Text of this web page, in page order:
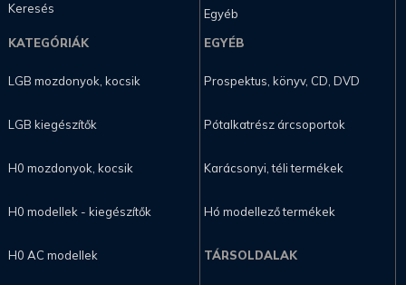
Keresés
Egyéb
KATEGÓRIÁK
LGB mozdonyok, kocsik
LGB kiegészítők
H0 mozdonyok, kocsik
H0 modellek - kiegészítők
H0 AC modellek
EGYÉB
Prospektus, könyv, CD, DVD
Pótalkatrész árcsoportok
Karácsonyi, téli termékek
Hó modellező termékek
TÁRSOLDALAK